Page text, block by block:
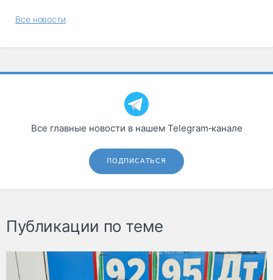
Все новости
Все главные новости в нашем Telegram‑канале
ПОДПИСАТЬСЯ
Публикации по теме